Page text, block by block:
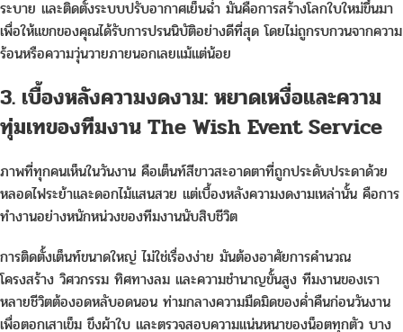
ระบาย และติดตั้งระบบปรับอากาศเย็นฉ่ำ มันคือการสร้างโลกใบใหม่ขึ้นมา
เพื่อให้แขกของคุณได้รับการปรนนิบัติอย่างดีที่สุด โดยไม่ถูกรบกวนจากความ
ร้อนหรือความวุ่นวายภายนอกเลยแม้แต่น้อย
3. เบื้องหลังความงดงาม: หยาดเหงื่อและความ
ทุ่มเทของทีมงาน The Wish Event Service
ภาพที่ทุกคนเห็นในวันงาน คือเต็นท์สีขาวสะอาดตาที่ถูกประดับประดาด้วย
หลอดไฟระย้าและดอกไม้แสนสวย แต่เบื้องหลังความงดงามเหล่านั้น คือการ
ทำงานอย่างหนักหน่วงของทีมงานนับสิบชีวิต
การติดตั้งเต็นท์ขนาดใหญ่ ไม่ใช่เรื่องง่าย มันต้องอาศัยการคำนวณ
โครงสร้าง วิศวกรรม ทิศทางลม และความชำนาญขั้นสูง ทีมงานของเรา
หลายชีวิตต้องอดหลับอดนอน ท่ามกลางความมืดมิดของค่ำคืนก่อนวันงาน
เพื่อตอกเสาเข็ม ขึงผ้าใบ และตรวจสอบความแน่นหนาของน็อตทุกตัว บาง